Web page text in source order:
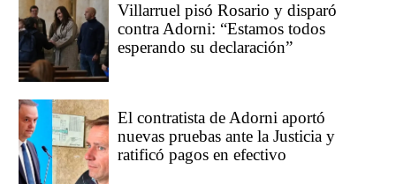
Villarruel pisó Rosario y disparó
contra Adorni: “Estamos todos
esperando su declaración”
El contratista de Adorni aportó
nuevas pruebas ante la Justicia y
ratificó pagos en efectivo